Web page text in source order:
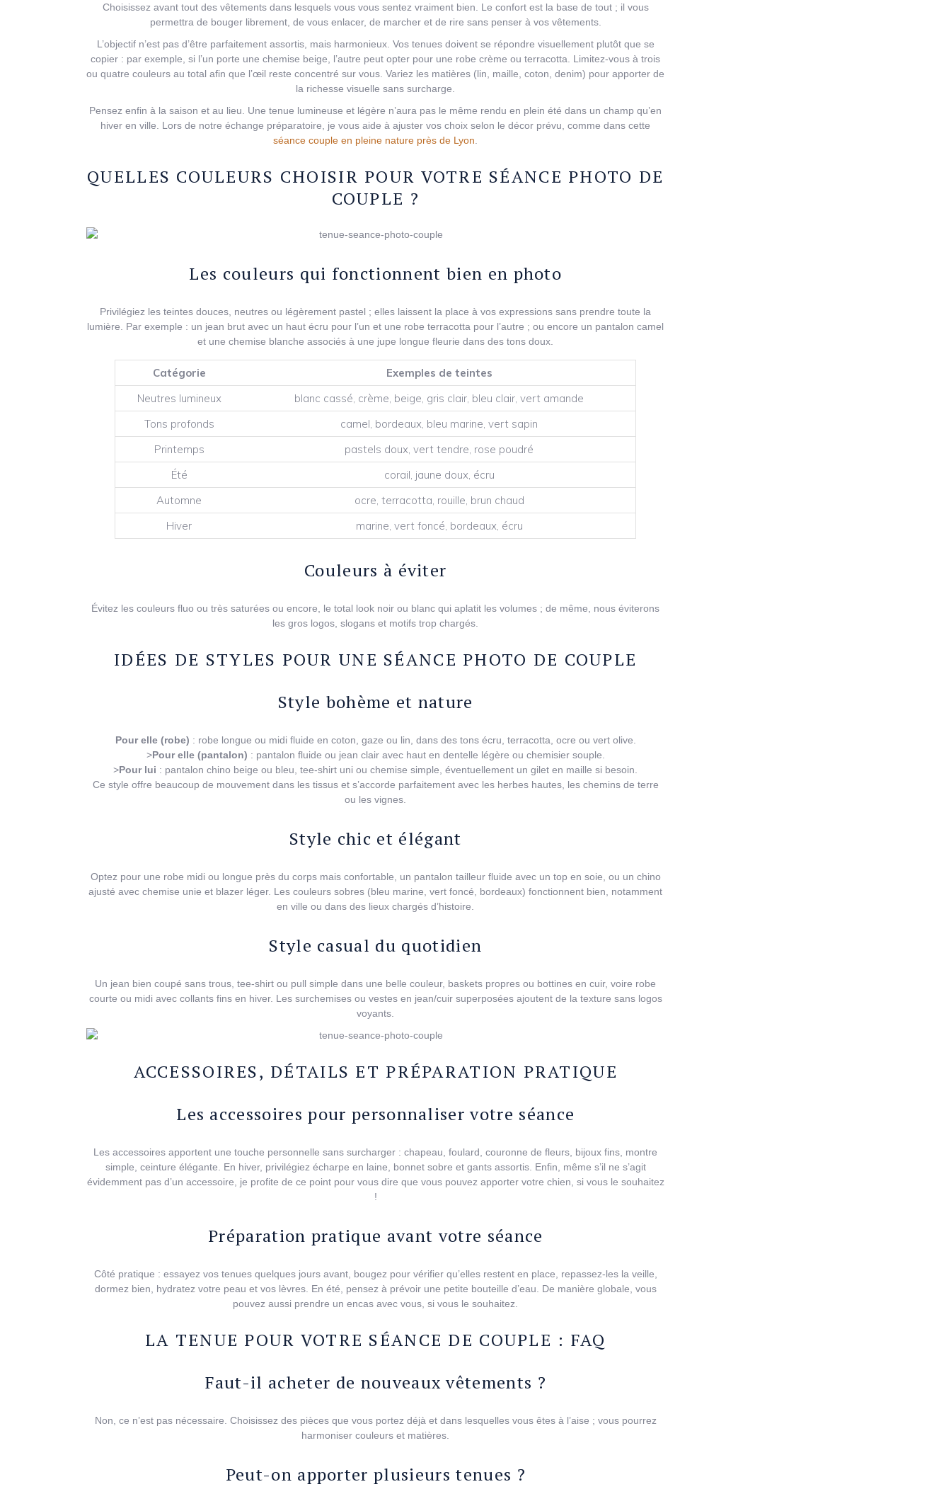
Choisissez avant tout des vêtements dans lesquels vous vous sentez vraiment bien. Le confort est la base de tout ; il vous
permettra de bouger librement, de vous enlacer, de marcher et de rire sans penser à vos vêtements.
L’objectif n’est pas d’être parfaitement assortis, mais harmonieux. Vos tenues doivent se répondre visuellement plutôt que se
copier : par exemple, si l’un porte une chemise beige, l’autre peut opter pour une robe crème ou terracotta. Limitez-vous à trois
ou quatre couleurs au total afin que l’œil reste concentré sur vous. Variez les matières (lin, maille, coton, denim) pour apporter de
la richesse visuelle sans surcharge.
Pensez enfin à la saison et au lieu. Une tenue lumineuse et légère n’aura pas le même rendu en plein été dans un champ qu’en
hiver en ville. Lors de notre échange préparatoire, je vous aide à ajuster vos choix selon le décor prévu, comme dans cette
séance couple en pleine nature près de Lyon
QUELLES COULEURS CHOISIR POUR VOTRE SÉANCE PHOTO DE
COUPLE ?
Les couleurs qui fonctionnent bien en photo
Privilégiez les teintes douces, neutres ou légèrement pastel ; elles laissent la place à vos expressions sans prendre toute la
lumière. Par exemple : un jean brut avec un haut écru pour l’un et une robe terracotta pour l’autre ; ou encore un pantalon camel
et une chemise blanche associés à une jupe longue fleurie dans des tons doux.
Catégorie
Exemples de teintes
Neutres lumineux
blanc cassé, crème, beige, gris clair, bleu clair, vert amande
Tons profonds
camel, bordeaux, bleu marine, vert sapin
Printemps
pastels doux, vert tendre, rose poudré
Été
corail, jaune doux, écru
Automne
ocre, terracotta, rouille, brun chaud
Hiver
marine, vert foncé, bordeaux, écru
Couleurs à éviter
Évitez les couleurs fluo ou très saturées ou encore, le total look noir ou blanc qui aplatit les volumes ; de même, nous éviterons
les gros logos, slogans et motifs trop chargés.
IDÉES DE STYLES POUR UNE SÉANCE PHOTO DE COUPLE
Style bohème et nature
Pour elle (robe) : robe longue ou midi fluide en coton, gaze ou lin, dans des tons écru, terracotta, ocre ou vert olive.
>Pour elle (pantalon) : pantalon fluide ou jean clair avec haut en dentelle légère ou chemisier souple.
>Pour lui : pantalon chino beige ou bleu, tee-shirt uni ou chemise simple, éventuellement un gilet en maille si besoin.
Ce style offre beaucoup de mouvement dans les tissus et s’accorde parfaitement avec les herbes hautes, les chemins de terre
ou les vignes.
Style chic et élégant
Optez pour une robe midi ou longue près du corps mais confortable, un pantalon tailleur fluide avec un top en soie, ou un chino
ajusté avec chemise unie et blazer léger. Les couleurs sobres (bleu marine, vert foncé, bordeaux) fonctionnent bien, notamment
en ville ou dans des lieux chargés d’histoire.
Style casual du quotidien
Un jean bien coupé sans trous, tee-shirt ou pull simple dans une belle couleur, baskets propres ou bottines en cuir, voire robe
courte ou midi avec collants fins en hiver. Les surchemises ou vestes en jean/cuir superposées ajoutent de la texture sans logos
voyants.
ACCESSOIRES, DÉTAILS ET PRÉPARATION PRATIQUE
Les accessoires pour personnaliser votre séance
Les accessoires apportent une touche personnelle sans surcharger : chapeau, foulard, couronne de fleurs, bijoux fins, montre
simple, ceinture élégante. En hiver, privilégiez écharpe en laine, bonnet sobre et gants assortis. Enfin, même s’il ne s’agit
évidemment pas d’un accessoire, je profite de ce point pour vous dire que vous pouvez apporter votre chien, si vous le souhaitez
!
Préparation pratique avant votre séance
Côté pratique : essayez vos tenues quelques jours avant, bougez pour vérifier qu’elles restent en place, repassez-les la veille,
dormez bien, hydratez votre peau et vos lèvres. En été, pensez à prévoir une petite bouteille d’eau. De manière globale, vous
pouvez aussi prendre un encas avec vous, si vous le souhaitez.
LA TENUE POUR VOTRE SÉANCE DE COUPLE : FAQ
Faut-il acheter de nouveaux vêtements ?
Non, ce n’est pas nécessaire. Choisissez des pièces que vous portez déjà et dans lesquelles vous êtes à l’aise ; vous pourrez
harmoniser couleurs et matières.
Peut-on apporter plusieurs tenues ?